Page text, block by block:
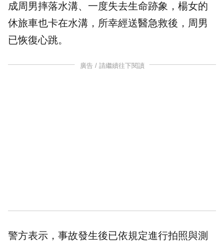
成周男摔落水溝、一度失去生命跡象，楊女的
休旅車也卡在水溝，所幸經送醫急救後，周男
已恢復心跳。
廣告 / 請繼續往下閱讀
警方表示，事故發生後已依規定進行拍照與測